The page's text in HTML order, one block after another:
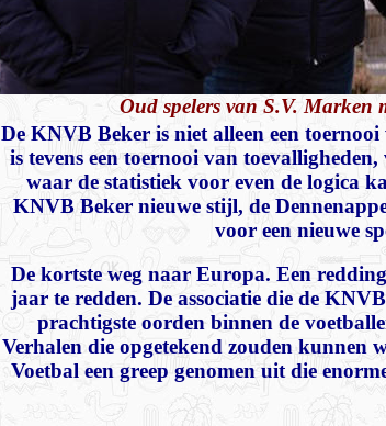
Oud spelers van S.V.
De KNVB Beker is niet alleen een
is tevens een toernooi van
waar de statistiek voor even de logica
KNVB Beker nieuwe stijl, de
voor een nieuwe
De kortste weg naar Europa. Een
jaar te redden. De associatie die de
prachtigste oorden binnen de
Verhalen die opgetekend zouden kunnen
Voetbal een greep genomen uit die